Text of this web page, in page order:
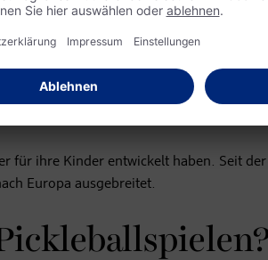
„Pickleball Magazine“ auf die spontan
für ihre Kinder entwickelt haben. Seit
Europa ausgebreitet.